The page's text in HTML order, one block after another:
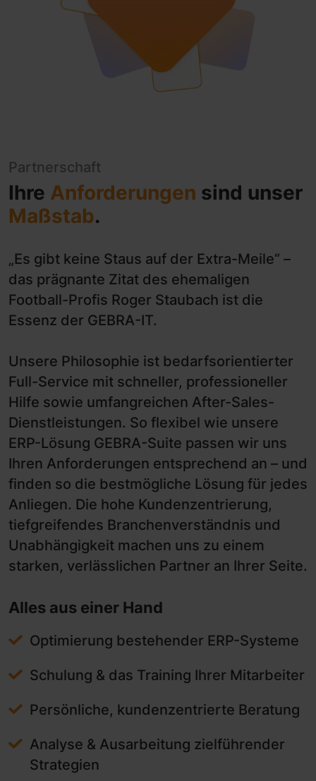
Partnerschaft
Ihre Anforderungen sind unser
Maßstab.
„Es gibt keine Staus auf der Extra-Meile“ –
das prägnante Zitat des ehemaligen
Football-Profis Roger Staubach ist die
Essenz der GEBRA-IT.
Unsere Philosophie ist bedarfsorientierter
Full-Service mit schneller, professioneller
Hilfe sowie umfangreichen After-Sales-
Dienstleistungen. So flexibel wie unsere
ERP-Lösung GEBRA-Suite passen wir uns
Ihren Anforderungen entsprechend an – und
finden so die bestmögliche Lösung für jedes
Anliegen. Die hohe Kundenzentrierung,
tiefgreifendes Branchenverständnis und
Unabhängigkeit machen uns zu einem
starken, verlässlichen Partner an Ihrer Seite.
Alles aus einer Hand
Optimierung bestehender ERP-Systeme
Schulung & das Training Ihrer Mitarbeiter
Persönliche, kundenzentrierte Beratung
Analyse & Ausarbeitung zielführender
Strategien